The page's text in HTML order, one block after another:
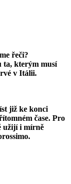
řeči?
ta, kterým musí
v Itálii.
již ke konci
čase. Pro
užijí i mírně